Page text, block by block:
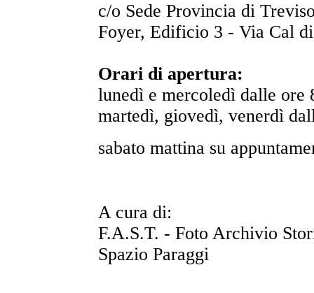
c/o Sede Provincia di
Foyer, Edificio 3 - Via Cal
Orari di apertura:
lunedì e mercoledì dalle ore
martedì, giovedì, venerdì
sabato mattina su
A cura di:
F.A.S.T. - Foto Archivio
Spazio Paraggi